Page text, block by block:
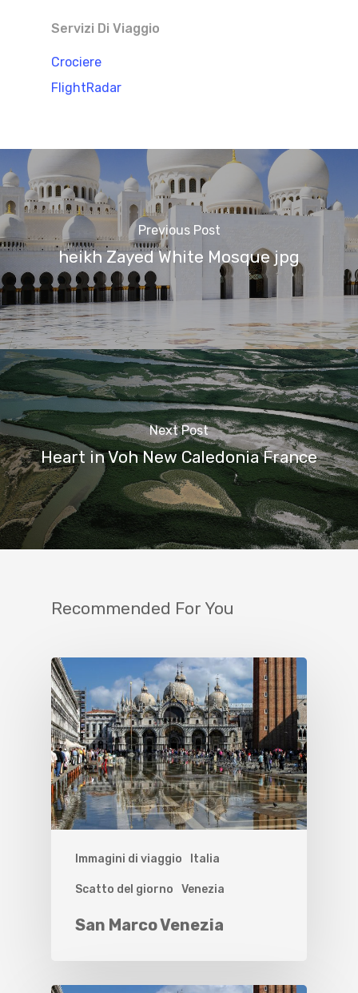
Servizi Di Viaggio
Crociere
FlightRadar
Previous Post
heikh Zayed White Mosque jpg
Next Post
Heart in Voh New Caledonia France
Recommended For You
Immagini di viaggio Italia
Scatto del giorno Venezia
San Marco Venezia